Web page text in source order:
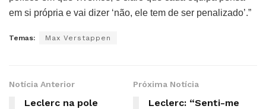
em si própria e vai dizer ‘não, ele tem de ser penalizado’.”
Temas: Max Verstappen
Notícia Anterior
Leclerc na pole
Próxima Notícia
Leclerc: “Senti-me